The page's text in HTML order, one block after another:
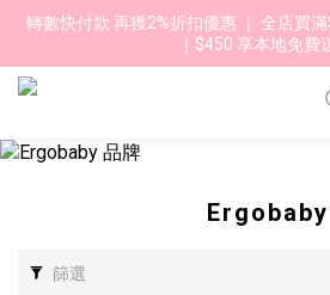
轉數快付款 再獲2%折扣優惠 ｜ 全店買
｜$450 享本地免費
Ergobaby
篩選